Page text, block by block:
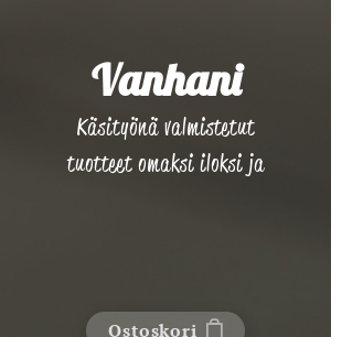
Vanhani
Käsityönä valmistetut
tuotteet omaksi iloksi ja
Ostoskori